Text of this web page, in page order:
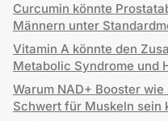
Curcumin könnte
Männern unter
Vitamin A könnte den
Metabolic Syndrome und
Warum NAD+ Booster
Schwert für Muskeln sein